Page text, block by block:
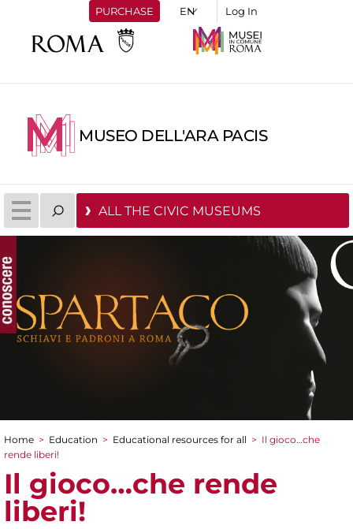
PURCHASE Log In
MUSEO DELL'ARA PACIS
ALL THE CIVIC MUSEUMS
You are here
Home > Education > Educational resources for all > Il gioco…che
rende liberi!
Il gioco…che rende
liberi!